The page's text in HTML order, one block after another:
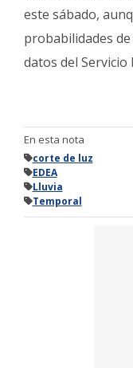
este sábado,
probabilidades
datos del
En esta nota
corte de luz
EDEA
Lluvia
Temporal